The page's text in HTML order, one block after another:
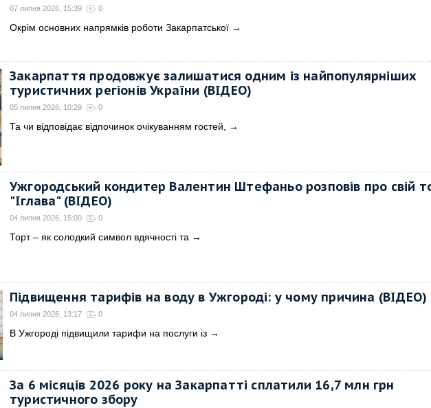
07 липня 2026, 15:39 0
Окрім основних напрямків роботи Закарпатської →
Закарпаття продовжує залишатися одним із найпопулярніших
туристичних регіонів України (ВІДЕО)
05 липня 2026, 10:29 0
Та чи відповідає відпочинок очікуванням гостей, →
Ужгородський кондитер Валентин Штефаньо розповів про свій
"Іглава" (ВІДЕО)
04 липня 2026, 15:00 0
Торт – як солодкий символ вдячності та →
Підвищення тарифів на воду в Ужгороді: у чому причина (ВІДЕО)
04 липня 2026, 13:17 0
В Ужгороді підвищили тарифи на послуги із →
За 6 місяців 2026 року на Закарпатті сплатили 16,7 млн грн
туристичного збору